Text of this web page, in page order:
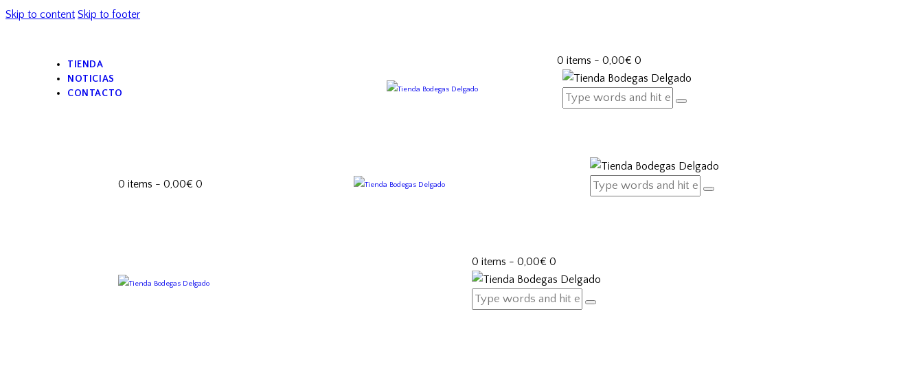
Skip to content Skip to footer
TIENDA
NOTICIAS
CONTACTO
0 items - 0,00€ 0
0 items - 0,00€ 0
0 items - 0,00€ 0